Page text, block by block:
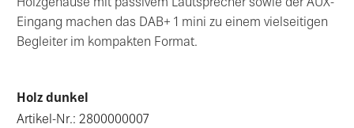
Holzgehäuse mit passivem Lautsprecher sowie der AUX-
Eingang machen das DAB+ 1 mini zu einem vielseitigen
Begleiter im kompakten Format.
Holz dunkel
Artikel-Nr.: 2800000007